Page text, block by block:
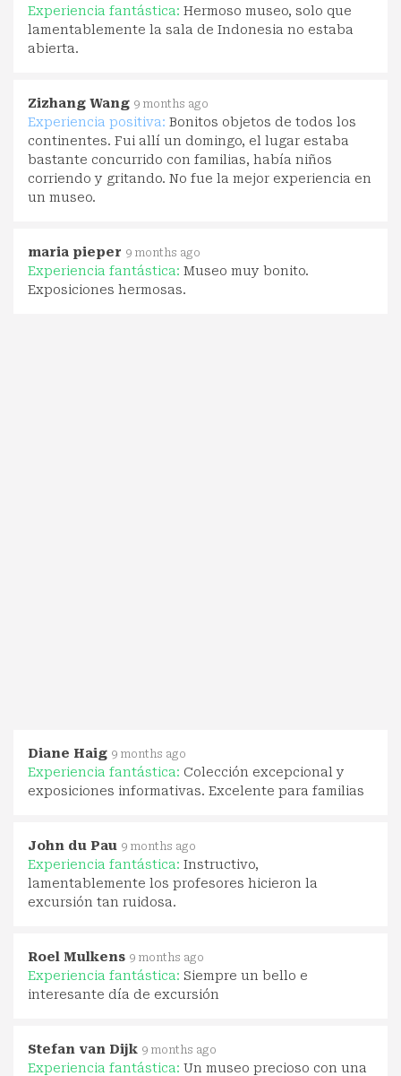
Experiencia fantástica: Hermoso museo, solo que
lamentablemente la sala de Indonesia no estaba
abierta.
Zizhang Wang 9 months ago
Experiencia positiva: Bonitos objetos de todos los
continentes. Fui allí un domingo, el lugar estaba
bastante concurrido con familias, había niños
corriendo y gritando. No fue la mejor experiencia en
un museo.
maria pieper 9 months ago
Experiencia fantástica: Museo muy bonito.
Exposiciones hermosas.
Diane Haig 9 months ago
Experiencia fantástica: Colección excepcional y
exposiciones informativas. Excelente para familias
John du Pau 9 months ago
Experiencia fantástica: Instructivo,
lamentablemente los profesores hicieron la
excursión tan ruidosa.
Roel Mulkens 9 months ago
Experiencia fantástica: Siempre un bello e
interesante día de excursión
Stefan van Dijk 9 months ago
Experiencia fantástica: Un museo precioso con una